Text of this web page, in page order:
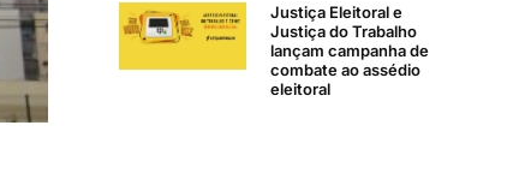
Justiça Eleitoral e
Justiça do Trabalho
lançam campanha de
combate ao assédio
eleitoral